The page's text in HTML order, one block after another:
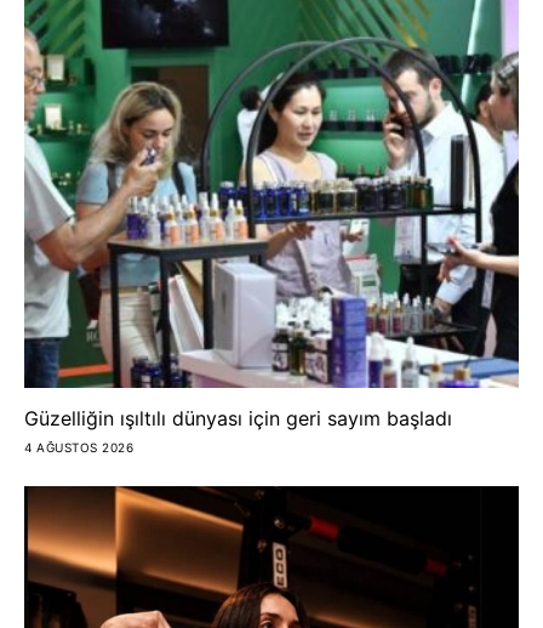
Güzelliğin ışıltılı dünyası için geri sayım başladı
4 AĞUSTOS 2026